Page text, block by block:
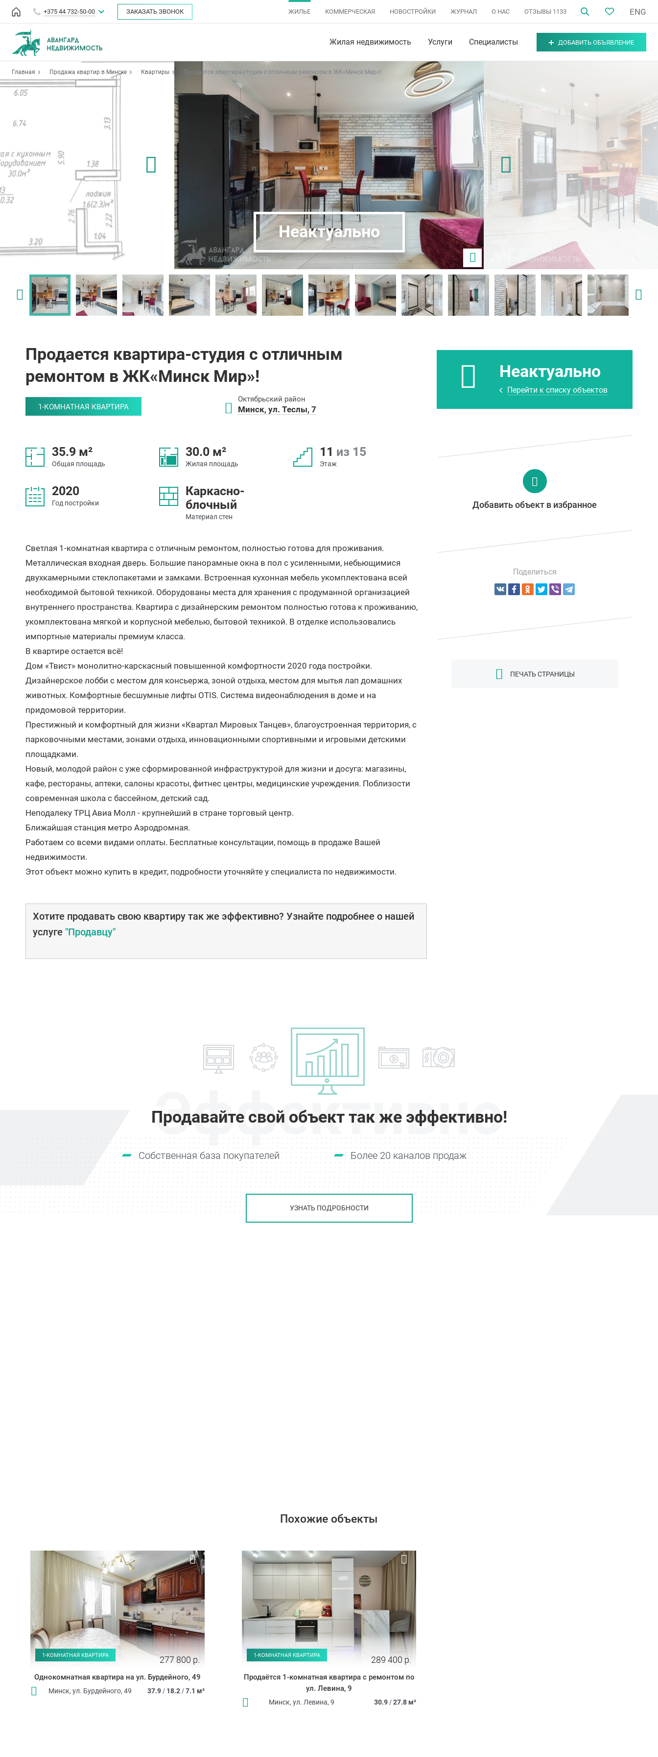
+375 44 732-50-00 ЗАКАЗАТЬ ЗВОНОК ЖИЛЬЕ КОММЕРЧЕСКАЯ НОВОСТРОЙКИ ЖУРНАЛ О НАС ОТЗЫВЫ 1133 ENG
Жилая недвижимость Услуги Специалисты ДОБАВИТЬ ОБЪЯВЛЕНИЕ
Главная Продажа квартир в Минске Квартиры Продается квартира-студия с отличным ремонтом в ЖК«Минск Мир»!
Неактуально
Продается квартира-студия с отличным
ремонтом в ЖК«Минск Мир»!
1-КОМНАТНАЯ КВАРТИРА
Октябрьский район
Минск, ул. Теслы, 7
35.9 м²
Общая площадь
30.0 м²
Жилая площадь
11 из 15
Этаж
2020
Год постройки
Каркасно-
блочный
Материал стен
Светлая 1-комнатная квартира с отличным ремонтом, полностью готова для проживания.
Металлическая входная дверь. Большие панорамные окна в пол с усиленными, небьющимися
двухкамерными стеклопакетами и замками. Встроенная кухонная мебель укомплектована всей
необходимой бытовой техникой. Оборудованы места для хранения с продуманной организацией
внутреннего пространства. Квартира с дизайнерским ремонтом полностью готова к проживанию,
укомплектована мягкой и корпусной мебелью, бытовой техникой. В отделке использовались
импортные материалы премиум класса.
В квартире остается всё!
Дом «Твист» монолитно-карскасный повышенной комфортности 2020 года постройки.
Дизайнерское лобби с местом для консьержа, зоной отдыха, местом для мытья лап домашних
животных. Комфортные бесшумные лифты OTIS. Система видеонаблюдения в доме и на
придомовой территории.
Престижный и комфортный для жизни «Квартал Мировых Танцев», благоустроенная территория, с
парковочными местами, зонами отдыха, инновационными спортивными и игровыми детскими
площадками.
Новый, молодой район с уже сформированной инфраструктурой для жизни и досуга: магазины,
кафе, рестораны, аптеки, салоны красоты, фитнес центры, медицинские учреждения. Поблизости
современная школа с бассейном, детский сад.
Неподалеку ТРЦ Авиа Молл - крупнейший в стране торговый центр.
Ближайшая станция метро Аэродромная.
Работаем со всеми видами оплаты. Бесплатные консультации, помощь в продаже Вашей
недвижимости.
Этот объект можно купить в кредит, подробности уточняйте у специалиста по недвижимости.
Хотите продавать свою квартиру так же эффективно? Узнайте подробнее о нашей
услуге "Продавцу"
Неактуально
Перейти к списку объектов
Добавить объект в избранное
Поделиться
ПЕЧАТЬ СТРАНИЦЫ
Продавайте свой объект так же эффективно!
Эффективно
Собственная база покупателей Более 20 каналов продаж
УЗНАТЬ ПОДРОБНОСТИ
Похожие объекты
1-КОМНАТНАЯ КВАРТИРА 277 800 р.
Однокомнатная квартира на ул. Бурдейного, 49
Минск, ул. Бурдейного, 49 37.9/ 18.2/7.1 м²
1-КОМНАТНАЯ КВАРТИРА 289 400 р.
Продаётся 1-комнатная квартира с ремонтом по
ул. Левина, 9
Минск, ул. Левина, 9 30.9/27.8 м²